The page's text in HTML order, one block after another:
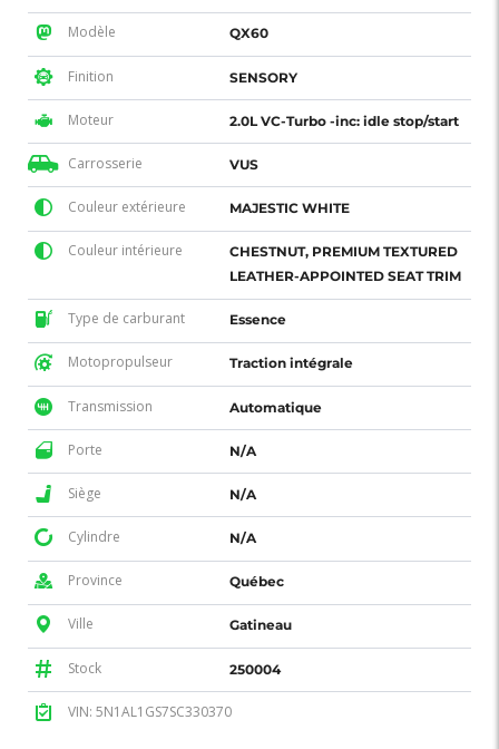
Modèle QX60
Finition SENSORY
Moteur 2.0L VC-Turbo -inc: idle stop/start
Carrosserie VUS
Couleur extérieure MAJESTIC WHITE
Couleur intérieure
CHESTNUT, PREMIUM TEXTURED
LEATHER-APPOINTED SEAT TRIM
Type de carburant Essence
Motopropulseur Traction intégrale
Transmission Automatique
Porte N/A
Siège N/A
Cylindre N/A
Province Québec
Ville Gatineau
Stock 250004
VIN: 5N1AL1GS7SC330370